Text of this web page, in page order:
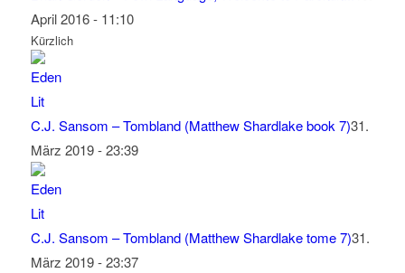
April 2016 - 11:10
Kürzlich
C.J. Sansom – Tombland (Matthew Shardlake book 7)31.
März 2019 - 23:39
C.J. Sansom – Tombland (Matthew Shardlake tome 7)31.
März 2019 - 23:37